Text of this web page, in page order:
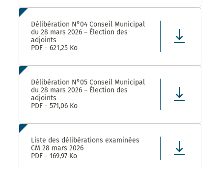
Délibération N°04 Conseil Municipal
du 28 mars 2026 – Élection des
adjoints
PDF - 621,25 Ko
Délibération N°05 Conseil Municipal
du 28 mars 2026 – Élection des
adjoints
PDF - 571,06 Ko
Liste des délibérations examinées
CM 28 mars 2026
PDF - 169,97 Ko